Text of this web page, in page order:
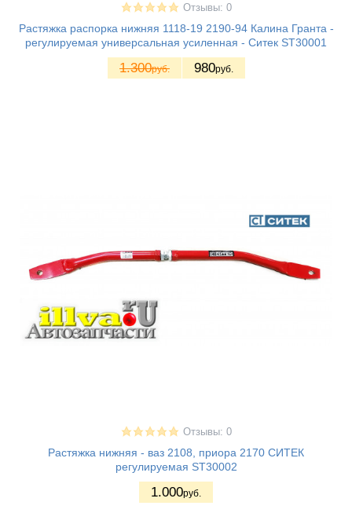
Отзывы: 0
Растяжка распорка нижняя 1118-19 2190-94 Калина Гранта -
регулируемая универсальная усиленная - Ситек ST30001
1.300руб. 980руб.
Отзывы: 0
Растяжка нижняя - ваз 2108, приора 2170 СИТЕК
регулируемая ST30002
1.000руб.